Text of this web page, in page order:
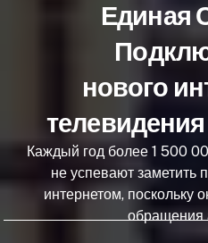
Единая
нового
Каждый год более 1 500
не успевают
интернетом, поскольку
обращения